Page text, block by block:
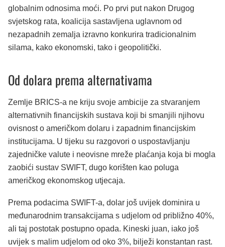
globalnim odnosima moći. Po prvi put nakon Drugog
svjetskog rata, koalicija sastavljena uglavnom od
nezapadnih zemalja izravno konkurira tradicionalnim
silama, kako ekonomski, tako i geopolitički.
Od dolara prema alternativama
Zemlje BRICS-a ne kriju svoje ambicije za stvaranjem
alternativnih financijskih sustava koji bi smanjili njihovu
ovisnost o američkom dolaru i zapadnim financijskim
institucijama. U tijeku su razgovori o uspostavljanju
zajedničke valute i neovisne mreže plaćanja koja bi mogla
zaobići sustav SWIFT, dugo korišten kao poluga
američkog ekonomskog utjecaja.
Prema podacima SWIFT-a, dolar još uvijek dominira u
međunarodnim transakcijama s udjelom od približno 40%,
ali taj postotak postupno opada. Kineski juan, iako još
uvijek s malim udjelom od oko 3%, bilježi konstantan rast.